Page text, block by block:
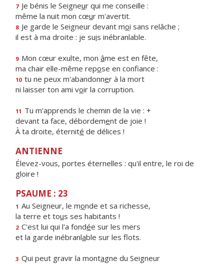
7 Je bénis le Seigneur qui me conseille :
même la nuit mon cœur m'avertit.
8 Je garde le Seigneur devant moi sans relâche ;
il est à ma droite : je suis inébranlable.
9 Mon cœur exulte, mon âme est en fête,
ma chair elle-même repose en confiance :
10 tu ne peux m'abandonner à la mort
ni laisser ton ami voir la corruption.
11 Tu m'apprends le chemin de la vie : +
devant ta face, débordement de joie !
À ta droite, éternité de délices !
ANTIENNE
Élevez-vous, portes éternelles : qu'il entre, le roi de
gloire !
PSAUME : 23
1 Au Seigneur, le monde et sa richesse,
la terre et tous ses habitants !
2 C'est lui qui l'a fondée sur les mers
et la garde inébranlable sur les flots.
3 Qui peut gravir la montagne du Seigneur